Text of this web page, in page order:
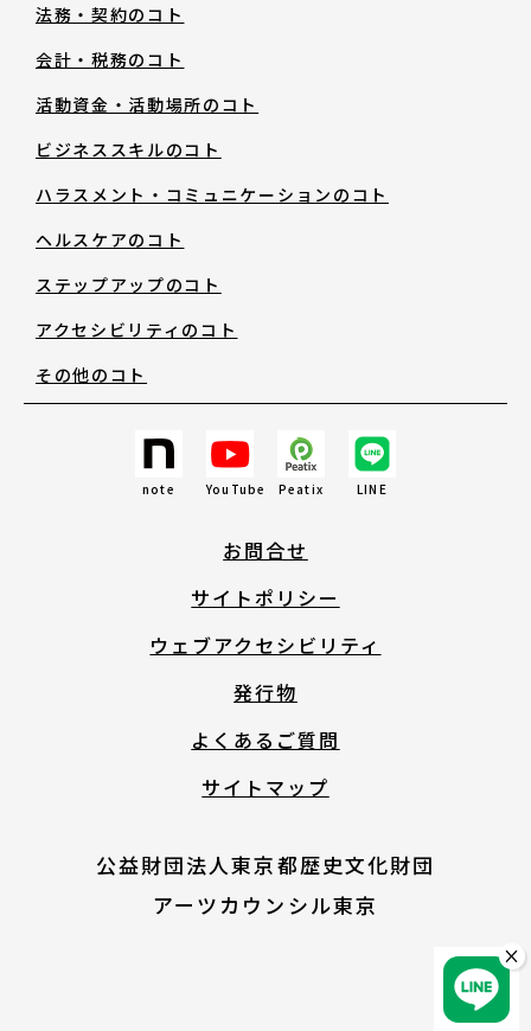
アートノトについて
MESSAGE
アートノトについて
法務・契約のコト
会計・税務のコト
活動資金・活動場所のコト
ビジネススキルのコト
ハラスメント・コミュニケーションのコト
ヘルスケアのコト
ステップアップのコト
アクセシビリティのコト
その他のコト
note YouTube Peatix LINE
お問合せ
サイトポリシー
ウェブアクセシビリティ
発行物
よくあるご質問
サイトマップ
公益財団法人東京都歴史文化財団
アーツカウンシル東京
×